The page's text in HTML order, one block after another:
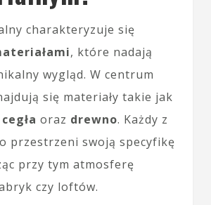
charakteryzuje się
, które nadają
wygląd. W centrum
się materiały takie jak
cegła oraz drewno. Każdy z
przestrzeni swoją specyfikę
przy tym atmosferę
czy loftów.